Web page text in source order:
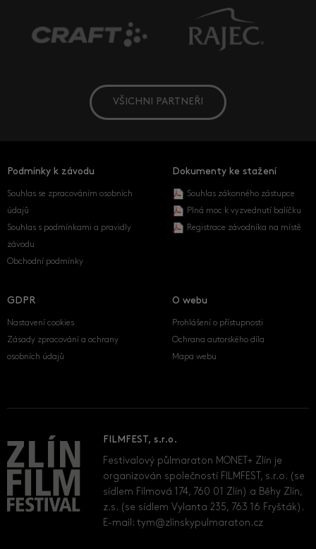
VŠICHNI PARTNEŘI
Podmínky k závodu
Souhlas se zpracováním osobních
údajů
Souhlas s podmínkami a pravidly
závodu
Obchodní podmínky
Dokumenty ke stažení
Souhlas zákonného zástupce
Plná moc k vyzvednutí balíčku
Registrace závodníka na místě
GDPR
Nastavení cookies
Zásady zpracování a ochrany
osobních údajů
O webu
Prohlášení o přístupnosti
Ochrana autorského díla
Mapa webu
FILMFEST, s.r.o.
Festivalový půlmaraton MONET+ Zlín je
organizován společností FILMFEST, s.r.o. (se
sídlem Filmová 174, 760 01 Zlín) a Běhy Zlín,
z.s. (se sídlem Vylanta 235, 763 16 Fryšták).
E-mail:tym@zlinskypulmaraton.cz